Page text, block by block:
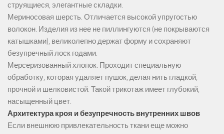
струящиеся, элегантные складки.
Мериносовая шерсть. Отличается высокой упругостью
волокон. Изделия из нее не пиллингуются (не покрываются
катышками), великолепно держат форму и сохраняют
безупречный лоск годами.
Мерсеризованный хлопок. Проходит специальную
обработку, которая удаляет пушок, делая нить гладкой,
прочной и шелковистой. Такой трикотаж имеет глубокий,
насыщенный цвет.
Архитектура кроя и безупречность внутренних швов
Если внешнюю привлекательность ткани еще можно